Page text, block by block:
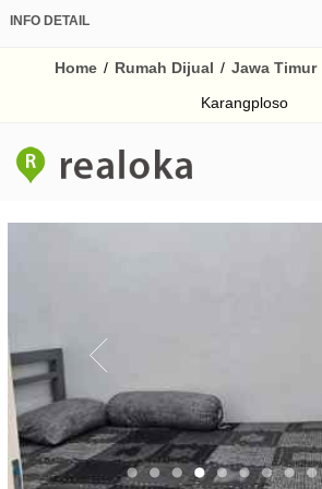
INFO DETAIL
Home / Rumah Dijual / Jawa Timur
Karangploso